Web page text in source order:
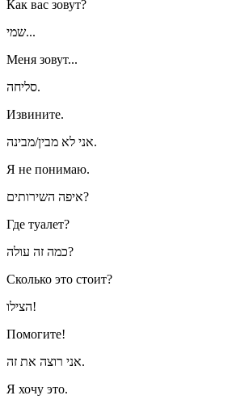
Как вас зовут?
שמי...
Меня зовут...
סליחה.
Извините.
אני לא מבין/מבינה.
Я не понимаю.
איפה השירותים?
Где туалет?
כמה זה עולה?
Сколько это стоит?
הצילו!
Помогите!
אני רוצה את זה.
Я хочу это.